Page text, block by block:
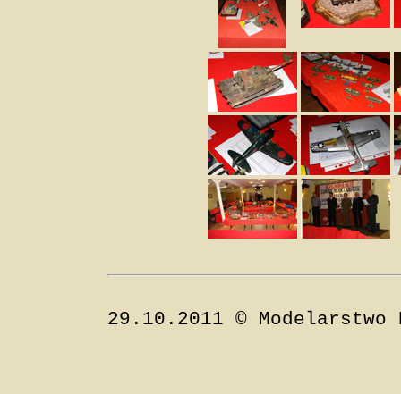
29.10.2011 © Modelarstwo